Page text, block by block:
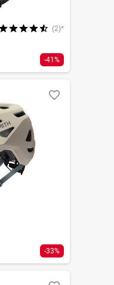
(2)*
-41%
-33%